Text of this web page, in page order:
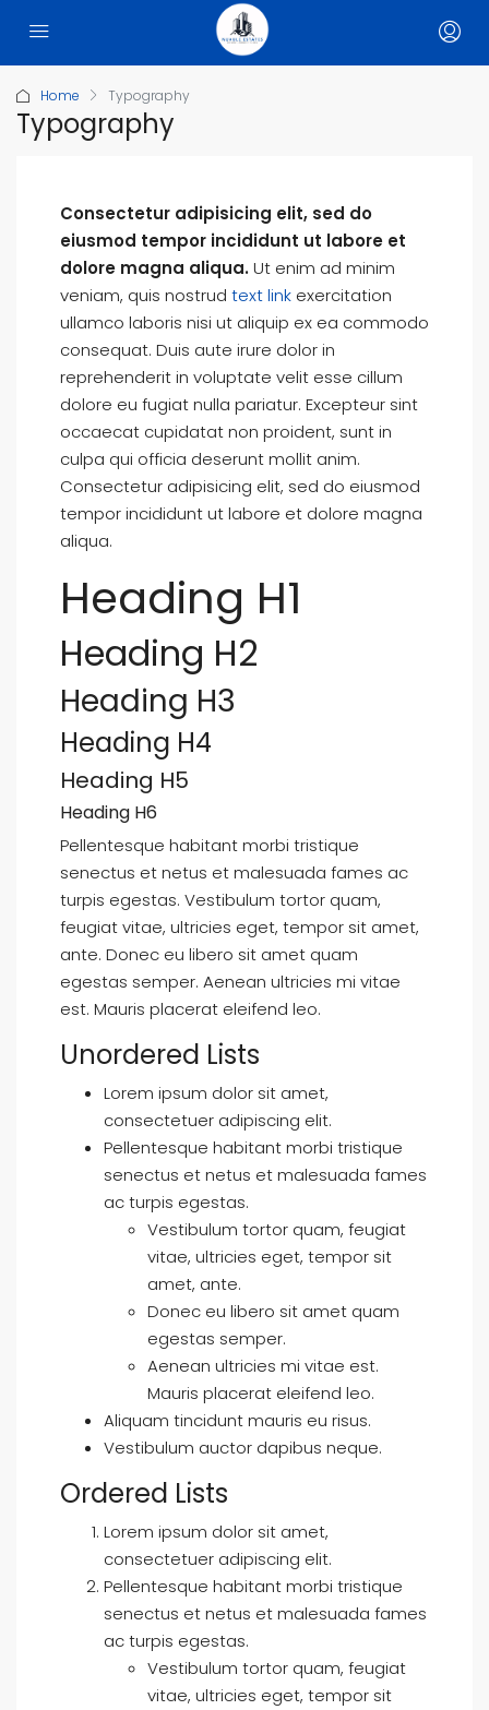
Home Typography
Typography
Consectetur adipisicing elit, sed do
eiusmod tempor incididunt ut labore et
dolore magna aliqua.Ut enim ad minim
veniam, quis nostrud text link exercitation
ullamco laboris nisi ut aliquip ex ea commodo
consequat. Duis aute irure dolor in
reprehenderit in voluptate velit esse cillum
dolore eu fugiat nulla pariatur. Excepteur sint
occaecat cupidatat non proident, sunt in
culpa qui officia deserunt mollit anim.
Consectetur adipisicing elit, sed do eiusmod
tempor incididunt ut labore et dolore magna
aliqua.
Heading H1
Heading H2
Heading H3
Heading H4
Heading H5
Heading H6
Pellentesque habitant morbi tristique
senectus et netus et malesuada fames ac
turpis egestas. Vestibulum tortor quam,
feugiat vitae, ultricies eget, tempor sit amet,
ante. Donec eu libero sit amet quam
egestas semper. Aenean ultricies mi vitae
est. Mauris placerat eleifend leo.
Unordered Lists
Lorem ipsum dolor sit amet,
consectetuer adipiscing elit.
Pellentesque habitant morbi tristique
senectus et netus et malesuada fames
ac turpis egestas.
Vestibulum tortor quam, feugiat
vitae, ultricies eget, tempor sit
amet, ante.
Donec eu libero sit amet quam
egestas semper.
Aenean ultricies mi vitae est.
Mauris placerat eleifend leo.
Aliquam tincidunt mauris eu risus.
Vestibulum auctor dapibus neque.
Ordered Lists
Lorem ipsum dolor sit amet,
consectetuer adipiscing elit.
Pellentesque habitant morbi tristique
senectus et netus et malesuada fames
ac turpis egestas.
Vestibulum tortor quam, feugiat
vitae, ultricies eget, tempor sit